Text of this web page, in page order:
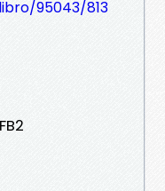
95043/813